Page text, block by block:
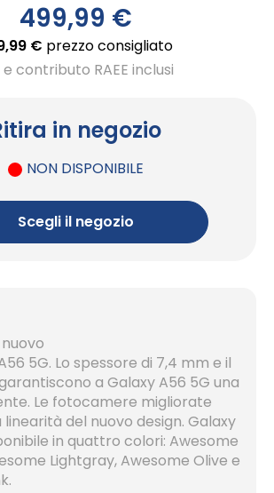
499,99 €
€ prezzo consigliato
e contributo RAEE inclusi
in negozio
NON DISPONIBILE
Scegli il negozio
5G. Lo spessore di 7,4 mm e il
a Galaxy A56 5G una
Le fotocamere migliorate
del nuovo design. Galaxy
in quattro colori: Awesome
Lightgray, Awesome Olive e